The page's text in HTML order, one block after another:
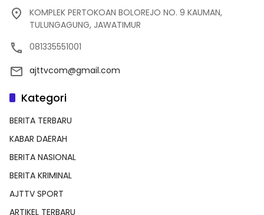
KOMPLEK PERTOKOAN BOLOREJO NO. 9 KAUMAN,
TULUNGAGUNG, JAWATIMUR
081335551001
ajttvcom@gmail.com
Kategori
BERITA TERBARU
KABAR DAERAH
BERITA NASIONAL
BERITA KRIMINAL
AJTTV SPORT
ARTIKEL TERBARU